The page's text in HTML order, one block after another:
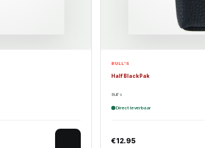
BULL'S
Half Black Pak
Bull's
Direct leverbaar
€12.95